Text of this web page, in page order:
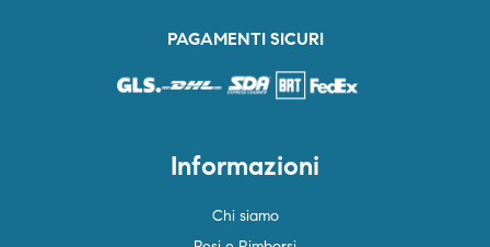
PAGAMENTI SICURI
Informazioni
Chi siamo